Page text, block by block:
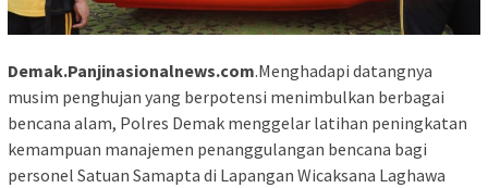
Demak.Panjinasionalnews.com.Menghadapi datangnya
musim penghujan yang berpotensi menimbulkan berbagai
bencana alam, Polres Demak menggelar latihan peningkatan
kemampuan manajemen penanggulangan bencana bagi
personel Satuan Samapta di Lapangan Wicaksana Laghawa